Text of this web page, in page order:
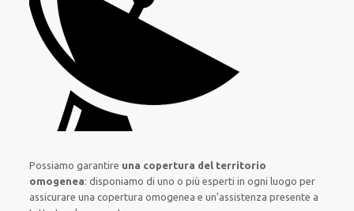
Possiamo garantire una copertura del territorio
omogenea:disponiamo di uno o piùesperti in ogni luogo per
assicurare una coperturaomogenea e un’assistenza presente a